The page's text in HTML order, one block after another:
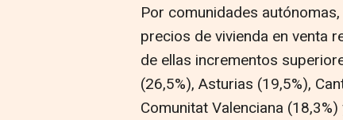
Por comunidades
precios de vivienda en venta
de ellas incrementos
(26,5%), Asturias (19,5%),
Comunitat Valenciana